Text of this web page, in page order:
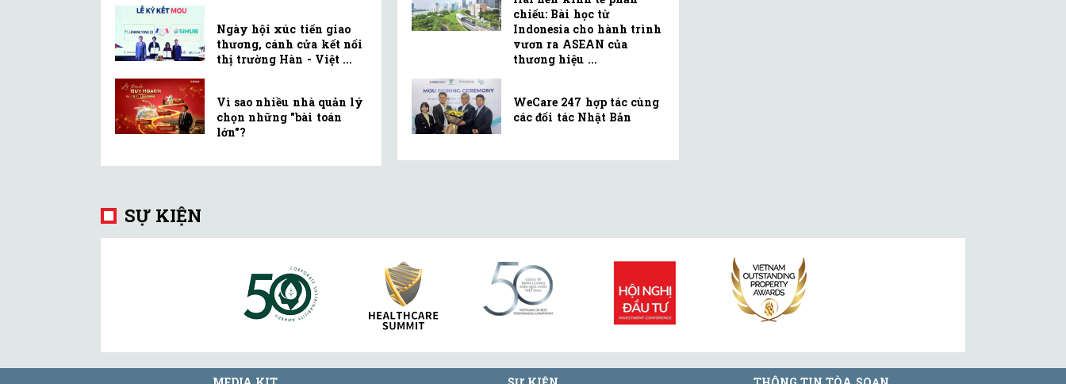
Ngày hội xúc tiến giao
thương, cánh cửa kết nối
thị trường Hàn - Việt ...
Vì sao nhiều nhà quản lý
chọn những "bài toán
lớn"?
chiếu: Bài học từ
Indonesia cho hành trình
vươn ra ASEAN của
thương hiệu ...
WeCare 247 hợp tác cùng
các đối tác Nhật Bản
SỰ KIỆN